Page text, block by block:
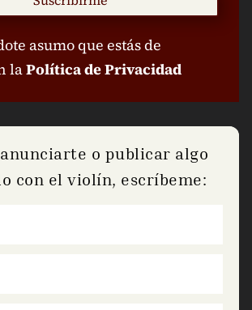
asumo que estás de
laPolítica de Privacidad
o publicar algo
con el violín, escríbeme: